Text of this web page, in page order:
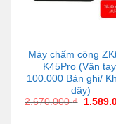
Máy chấm công
K45Pro (Vân
100.000 Bản ghi/
dây)
2.670.000₫